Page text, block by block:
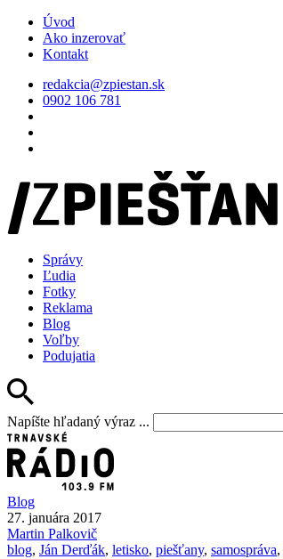
Úvod
Ako inzerovať
Kontakt
redakcia@zpiestan.sk
0902 106 781
Správy
Ľudia
Fotky
Reklama
Blog
Voľby
Podujatia
Napíšte hľadaný výraz ...
Blog
27. januára 2017
Martin Palkovič
blog, Ján Derďák, letisko, piešťany, samospráva,